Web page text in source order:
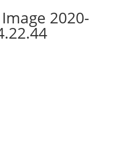
2020-